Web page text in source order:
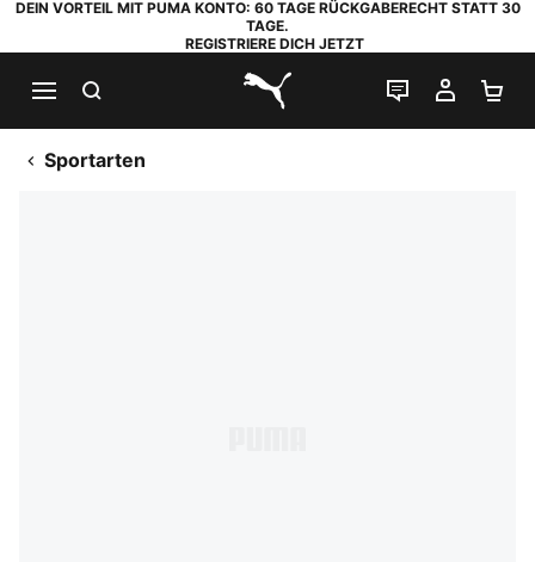
DEIN VORTEIL MIT PUMA KONTO: 60 TAGE RÜCKGABERECHT STATT 30
TAGE.
REGISTRIERE DICH JETZT
PUMA.com
LIVE-CHAT
MEIN
Sportarten